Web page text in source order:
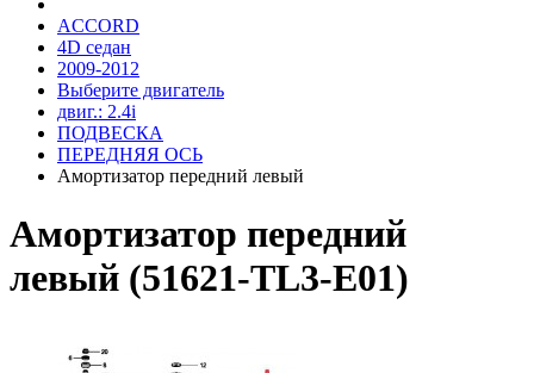
ACCORD
4D седан
2009-2012
Выберите двигатель
двиг.: 2.4i
ПОДВЕСКА
ПЕРЕДНЯЯ ОСЬ
Амортизатор передний левый
Амортизатор передний
левый (51621-TL3-E01)